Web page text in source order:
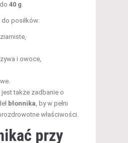
40 g.
posiłków:
i owoce,
jest także zadbanie o
błonnika, by w pełni
właściwości.
przy